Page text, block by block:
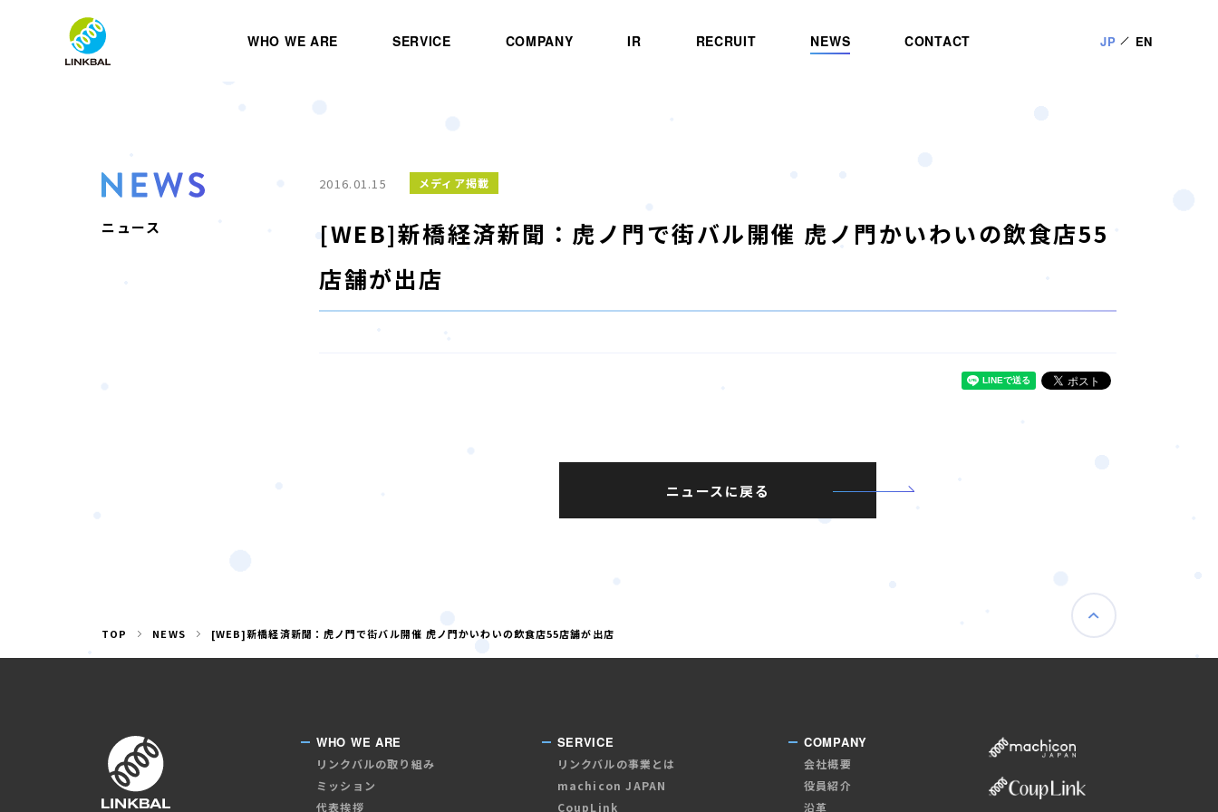
WHO WE ARE SERVICE COMPANY IR RECRUIT NEWS CONTACT JP EN
ニュース
2016.01.15 メディア掲載
[WEB]新橋経済新聞：虎ノ門で街バル開催 虎ノ門かいわいの飲食店55
店舗が出店
ニュースに戻る
TOP NEWS [WEB]新橋経済新聞：虎ノ門で街バル開催 虎ノ門かいわいの飲食店55店舗が出店
WHO WE ARE
リンクバルの取り組み
ミッション
代表挨拶
SERVICE
リンクバルの事業とは
machicon JAPAN
CoupLink
COMPANY
会社概要
役員紹介
沿革